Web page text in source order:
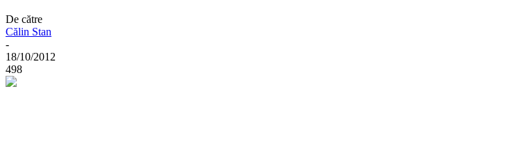
De către
Călin Stan
-
18/10/2012
498